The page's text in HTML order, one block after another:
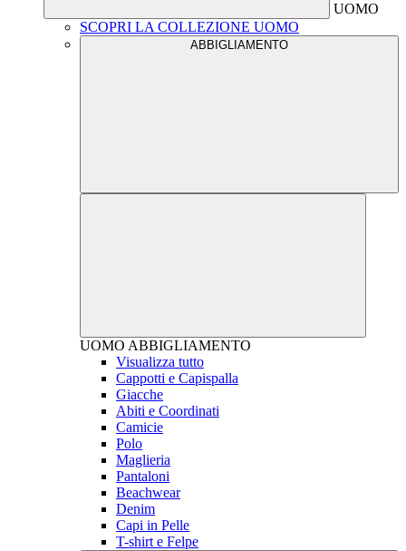
UOMO
SCOPRI LA COLLEZIONE UOMO
ABBIGLIAMENTO
UOMO ABBIGLIAMENTO
Visualizza tutto
Cappotti e Capispalla
Giacche
Abiti e Coordinati
Camicie
Polo
Maglieria
Pantaloni
Beachwear
Denim
Capi in Pelle
T-shirt e Felpe